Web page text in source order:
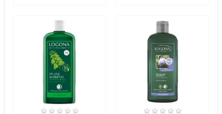
EN STOCK EN STOCK